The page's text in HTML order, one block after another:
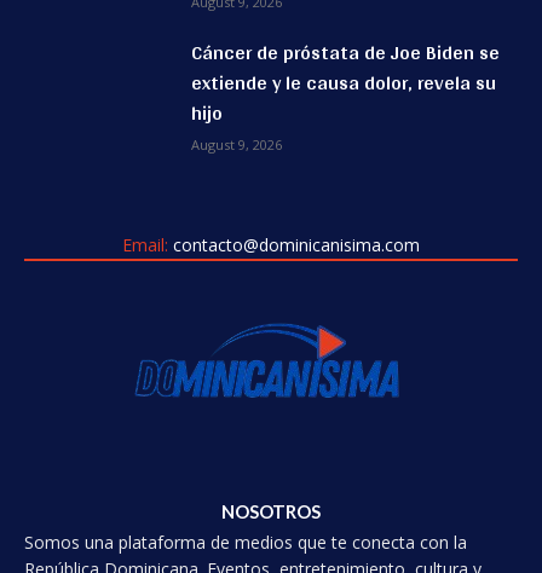
Cáncer de próstata de Joe Biden se
extiende y le causa dolor, revela su
hijo
August 9, 2026
Email: contacto@dominicanisima.com
NOSOTROS
Somos una plataforma de medios que te conecta con la
República Dominicana. Eventos, entretenimiento, cultura y